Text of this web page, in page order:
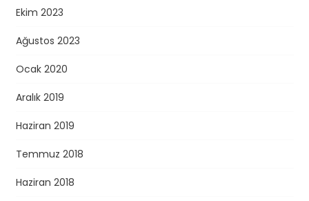
Ekim 2023
Ağustos 2023
Ocak 2020
Aralık 2019
Haziran 2019
Temmuz 2018
Haziran 2018